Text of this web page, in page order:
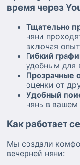
время через
Тщательно
няни
включая
Гибкий
удобным для
Прозрачные
оценки от
Удобный
нянь в вашем
Как работает
Мы создали
вечерней няни: